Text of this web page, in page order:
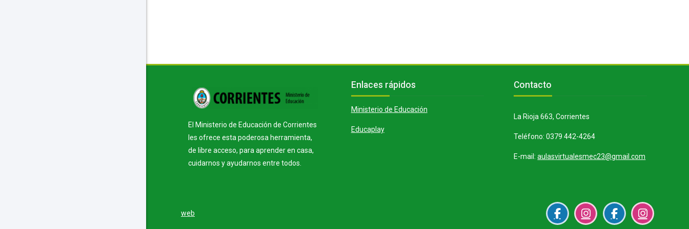
r
r
o
Bloques
El Ministerio de Educación de Corrientes
les ofrece esta poderosa herramienta,
de libre acceso, para aprender en casa,
cuidarnos y ayudarnos entre todos.
Bloques
Enlaces rápidos
Ministerio de Educación
Educaplay
Bloques
Contacto
La Rioja 663, Corrientes
Teléfono: 0379 442-4264
E-mail:aulasvirtualesmec23@gmail.com
web